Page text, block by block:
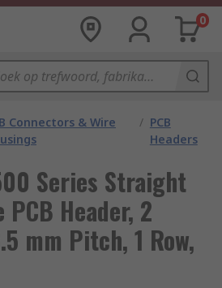
0
Connectors & Wire
/ PCB
Headers
Series Straight
Header, 2
mm Pitch, 1 Row,